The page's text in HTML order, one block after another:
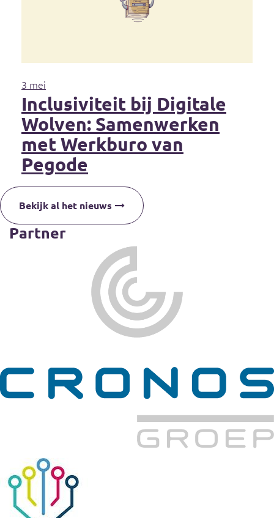
3 mei
Inclusiviteit bij Digitale
Wolven: Samenwerken
met Werkburo van
Pegode
Bekijk al het nieuws
Partner